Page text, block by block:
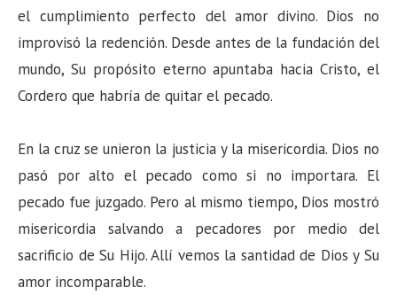
el cumplimiento perfecto del amor divino. Dios no
improvisó la redención. Desde antes de la fundación del
mundo, Su propósito eterno apuntaba hacia Cristo, el
Cordero que habría de quitar el pecado.
En la cruz se unieron la justicia y la misericordia. Dios no
pasó por alto el pecado como si no importara. El
pecado fue juzgado. Pero al mismo tiempo, Dios mostró
misericordia salvando a pecadores por medio del
sacrificio de Su Hijo. Allí vemos la santidad de Dios y Su
amor incomparable.